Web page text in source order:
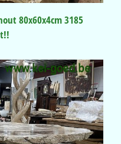
80x60x4cm 3185